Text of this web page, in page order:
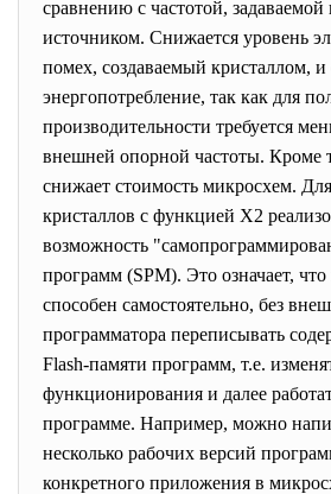
сравнению с частотой,
источником. Снижается уровень
помех, создаваемый кристаллом, и
энергопотребление, так как для
производительности требуется
внешней опорной частоты. Кроме
снижает стоимость микросхем.
кристаллов с функцией Х2
возможность
программ (SPM). Это означает,
способен самостоятельно, без
программатора переписывать
Flash-памяти программ, т.е.
функционирования и далее
программе. Например, можно
несколько рабочих версий
конкретного приложения в